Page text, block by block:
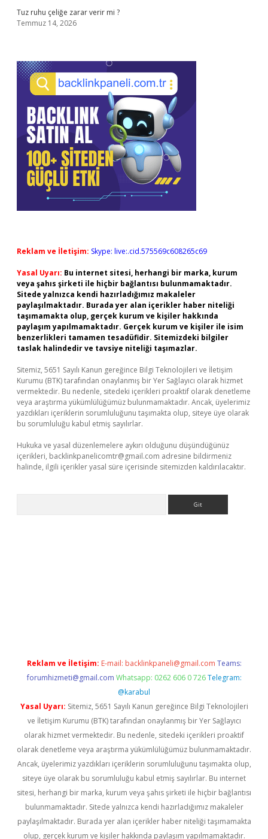
Tuz ruhu çeliğe zarar verir mi ?
Temmuz 14, 2026
Reklam ve İletişim: Skype: live:.cid.575569c608265c69
Yasal Uyarı: Bu internet sitesi, herhangi bir marka, kurum
veya şahıs şirketi ile hiçbir bağlantısı bulunmamaktadır.
Sitede yalnızca kendi hazırladığımız makaleler
paylaşılmaktadır. Burada yer alan içerikler haber niteliği
taşımamakta olup, gerçek kurum ve kişiler hakkında
paylaşım yapılmamaktadır. Gerçek kurum ve kişiler ile isim
benzerlikleri tamamen tesadüfidir. Sitemizdeki bilgiler
taslak halindedir ve tavsiye niteliği taşımazlar.
Sitemiz, 5651 Sayılı Kanun gereğince Bilgi Teknolojileri ve İletişim
Kurumu (BTK) tarafından onaylanmış bir Yer Sağlayıcı olarak hizmet
vermektedir. Bu nedenle, sitedeki içerikleri proaktif olarak denetleme
veya araştırma yükümlülüğümüz bulunmamaktadır. Ancak, üyelerimiz
yazdıkları içeriklerin sorumluluğunu taşımakta olup, siteye üye olarak
bu sorumluluğu kabul etmiş sayılırlar.
Hukuka ve yasal düzenlemelere aykırı olduğunu düşündüğünüz
içerikleri, backlinkpanelicomtr@gmail.com adresine bildirmeniz
halinde, ilgili içerikler yasal süre içerisinde sitemizden kaldırılacaktır.
Reklam ve İletişim: E-mail: backlinkpaneli@gmail.com Teams:
forumhizmeti@gmail.com Whatsapp: 0262 606 0 726 Telegram:
@karabul
Yasal Uyarı: Sitemiz, 5651 Sayılı Kanun gereğince Bilgi Teknolojileri
ve İletişim Kurumu (BTK) tarafından onaylanmış bir Yer Sağlayıcı
olarak hizmet vermektedir. Bu nedenle, sitedeki içerikleri proaktif
olarak denetleme veya araştırma yükümlülüğümüz bulunmamaktadır.
Ancak, üyelerimiz yazdıkları içeriklerin sorumluluğunu taşımakta olup,
siteye üye olarak bu sorumluluğu kabul etmiş sayılırlar. Bu internet
sitesi, herhangi bir marka, kurum veya şahıs şirketi ile hiçbir bağlantısı
bulunmamaktadır. Sitede yalnızca kendi hazırladığımız makaleler
paylaşılmaktadır. Burada yer alan içerikler haber niteliği taşımamakta
olup, gerçek kurum ve kişiler hakkında paylaşım yapılmamaktadır.